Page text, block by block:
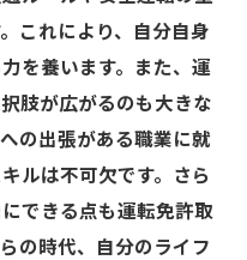
これにより、自分自身
を養います。また、運
肢が広がるのも大きな
の出張がある職業に就
ルは不可欠です。さら
できる点も運転免許取
の時代、自分のライフ